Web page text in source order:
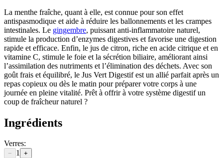
La menthe fraîche, quant à elle, est connue pour son effet
antispasmodique et aide à réduire les ballonnements et les crampes
intestinales. Le gingembre, puissant anti-inflammatoire naturel,
stimule la production d’enzymes digestives et favorise une digestion
rapide et efficace. Enfin, le jus de citron, riche en acide citrique et en
vitamine C, stimule le foie et la sécrétion biliaire, améliorant ainsi
l’assimilation des nutriments et l’élimination des déchets. Avec son
goût frais et équilibré, le Jus Vert Digestif est un allié parfait après un
repas copieux ou dès le matin pour préparer votre corps à une
journée en pleine vitalité. Prêt à offrir à votre système digestif un
coup de fraîcheur naturel ?
Ingrédients
Verres:
− 1 +